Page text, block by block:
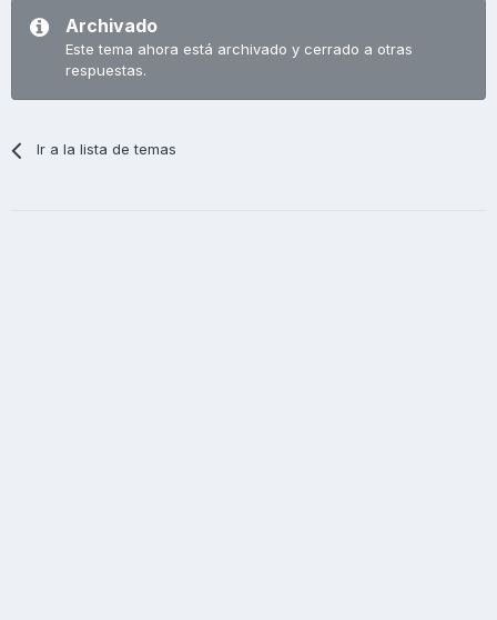
Archivado
Este tema ahora está archivado y cerrado a otras
respuestas.
Ir a la lista de temas